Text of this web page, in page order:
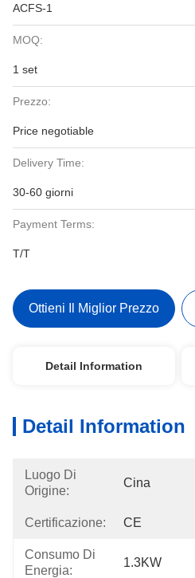
ACFS-1
MOQ:
1 set
Prezzo:
Price negotiable
Delivery Time:
30-60 giorni
Payment Terms:
T/T
Ottieni Il Miglior Prezzo
Detail Information
Detail Information
Luogo Di
Origine:
Cina
Certificazione: CE
Consumo Di
Energia:
1.3KW